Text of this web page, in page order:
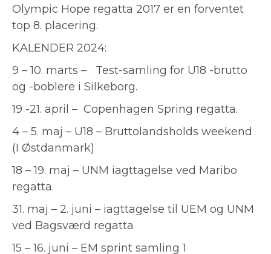
Olympic Hope regatta 2017 er en forventet
top 8. placering.
KALENDER 2024:
9 – 10. marts – Test-samling for U18 -brutto
og -boblere i Silkeborg.
19 -21. april – Copenhagen Spring regatta.
4 – 5. maj – U18 – Bruttolandsholds weekend
(I Østdanmark)
18 – 19. maj – UNM iagttagelse ved Maribo
regatta.
31. maj – 2. juni – iagttagelse til UEM og UNM
ved Bagsværd regatta
15 – 16. juni – EM sprint samling 1